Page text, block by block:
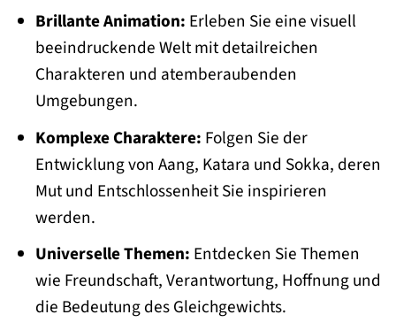
Brillante Animation: Erleben Sie eine visuell
beeindruckende Welt mit detailreichen
Charakteren und atemberaubenden
Umgebungen.
Komplexe Charaktere: Folgen Sie der
Entwicklung von Aang, Katara und Sokka, deren
Mut und Entschlossenheit Sie inspirieren
werden.
Universelle Themen: Entdecken Sie Themen
wie Freundschaft, Verantwortung, Hoffnung und
die Bedeutung des Gleichgewichts.